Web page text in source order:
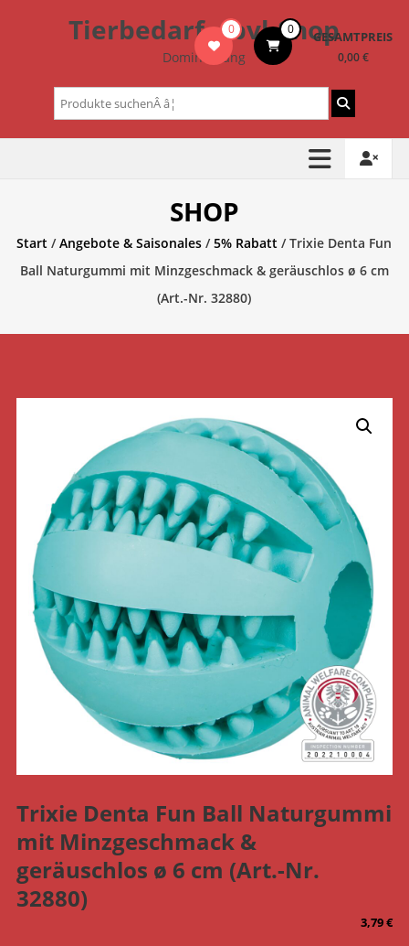
Tierbedarf – bvl-Shop
Dominik Lang
0 0 GESAMTPREIS
0,00 €
Suchen
nach:
SHOP
Start /Angebote & Saisonales /5% Rabatt / Trixie Denta Fun
Ball Naturgummi mit Minzgeschmack & geräuschlos ø 6 cm
(Art.-Nr. 32880)
Trixie Denta Fun Ball Naturgummi
mit Minzgeschmack &
geräuschlos ø 6 cm (Art.-Nr.
32880)
3,79€